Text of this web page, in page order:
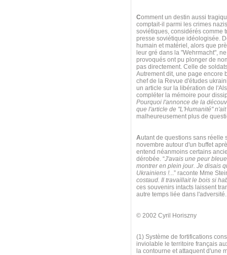
Comment un destin aussi
comptait-il parmi les crimes
soviétiques, considérés comme
presse soviétique idéologisée.
humain et matériel, alors que
leur gré dans la "Wehrmacht",
provoqués ont pu plonger de
pas directement. Celle de
Autrement dit, une page encore
chef de la Revue d'études
un article sur la libération de
compléter la mémoire pour
Pourquoi l'annonce de la
que l'article de "L'Humanité"
malheureusement plus de
Autant de questions sans réelle
novembre autour d'un buffet
entend néanmoins certains
dérobée. “J'avais une peur
montrer en plein jour. Je disais
Ukrainiens !...” raconte Mme
costaud. Il travaillait le bois si
ces souvenirs intacts laissent
autre temps liée dans
© 2002 Cyril Horiszny
(1) Système de fortifications
inviolable le territoire français
la contourne et attaquent d'une